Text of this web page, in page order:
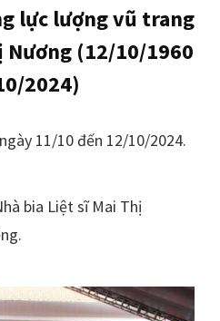
lực lượng vũ trang
Nương (12/10/1960
2024)
11/10 đến 12/10/2024.
bia Liệt sĩ Mai Thị